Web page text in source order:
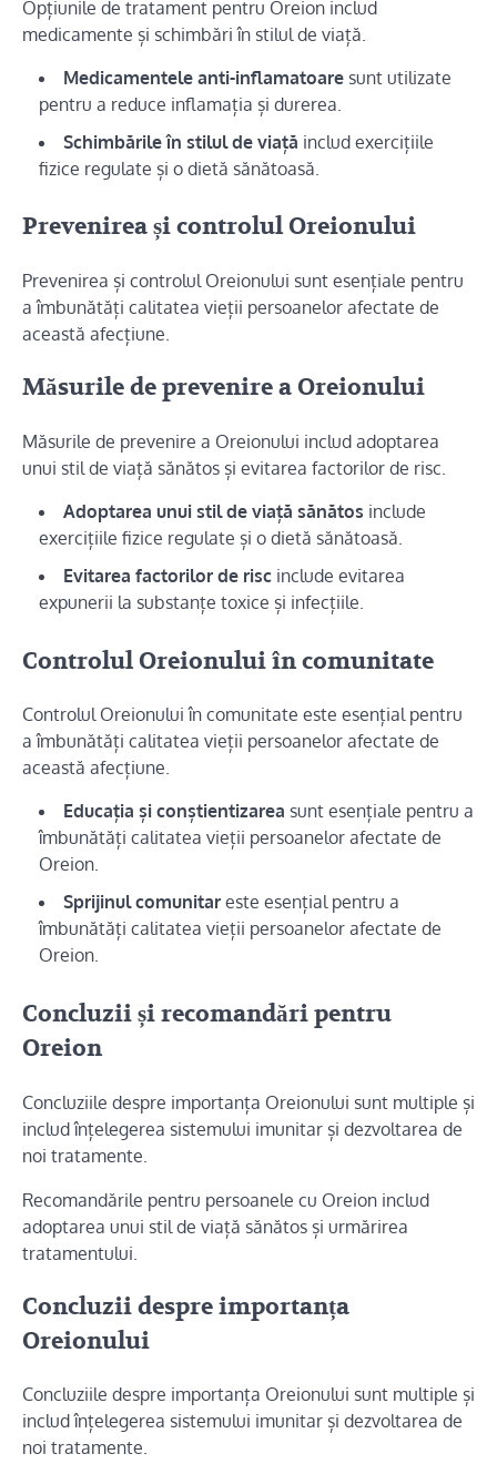
Opțiunile de tratament pentru Oreion includ
medicamente și schimbări în stilul de viață.
Medicamentele anti-inflamatoare sunt utilizate
pentru a reduce inflamația și durerea.
Schimbările în stilul de viață includ exercițiile
fizice regulate și o dietă sănătoasă.
Prevenirea și controlul Oreionului
Prevenirea și controlul Oreionului sunt esențiale pentru
a îmbunătăți calitatea vieții persoanelor afectate de
această afecțiune.
Măsurile de prevenire a Oreionului
Măsurile de prevenire a Oreionului includ adoptarea
unui stil de viață sănătos și evitarea factorilor de risc.
Adoptarea unui stil de viață sănătos include
exercițiile fizice regulate și o dietă sănătoasă.
Evitarea factorilor de risc include evitarea
expunerii la substanțe toxice și infecțiile.
Controlul Oreionului în comunitate
Controlul Oreionului în comunitate este esențial pentru
a îmbunătăți calitatea vieții persoanelor afectate de
această afecțiune.
Educația și conștientizarea sunt esențiale pentru a
îmbunătăți calitatea vieții persoanelor afectate de
Oreion.
Sprijinul comunitar este esențial pentru a
îmbunătăți calitatea vieții persoanelor afectate de
Oreion.
Concluzii și recomandări pentru
Oreion
Concluziile despre importanța Oreionului sunt multiple și
includ înțelegerea sistemului imunitar și dezvoltarea de
noi tratamente.
Recomandările pentru persoanele cu Oreion includ
adoptarea unui stil de viață sănătos și urmărirea
tratamentului.
Concluzii despre importanța
Oreionului
Concluziile despre importanța Oreionului sunt multiple și
includ înțelegerea sistemului imunitar și dezvoltarea de
noi tratamente.